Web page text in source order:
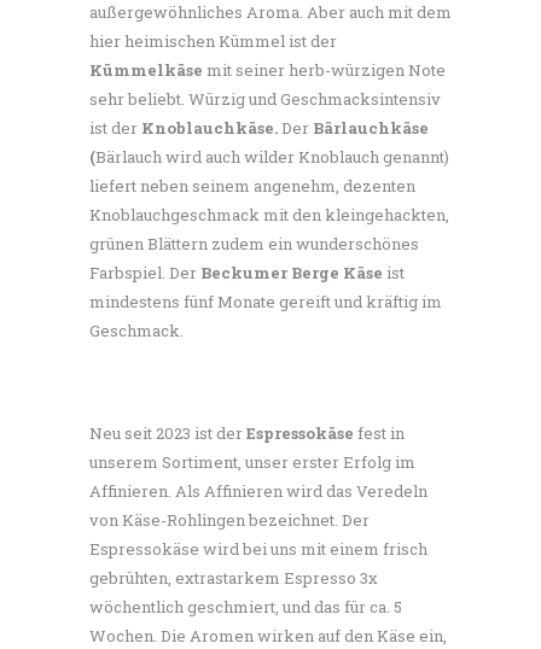
außergewöhnliches Aroma. Aber auch mit dem
hier heimischen Kümmel ist der
Kümmelkäse mit seiner herb-würzigen Note
sehr beliebt. Würzig und Geschmacksintensiv
ist der Knoblauchkäse.Der Bärlauchkäse
(Bärlauch wird auch wilder Knoblauch genannt)
liefert neben seinem angenehm, dezenten
Knoblauchgeschmack mit den kleingehackten,
grünen Blättern zudem ein wunderschönes
Farbspiel. Der Beckumer Berge Käse ist
mindestens fünf Monate gereift und kräftig im
Geschmack.
Neu seit 2023 ist derEspressokäse fest in
unserem Sortiment, unser erster Erfolg im
Affinieren. Als Affinieren wird das Veredeln
von Käse-Rohlingen bezeichnet. Der
Espressokäse wird bei uns mit einem frisch
gebrühten, extrastarkem Espresso 3x
wöchentlich geschmiert, und das für ca. 5
Wochen. Die Aromen wirken auf den Käse ein,